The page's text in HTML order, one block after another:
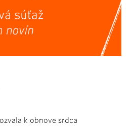
k obnove srdca